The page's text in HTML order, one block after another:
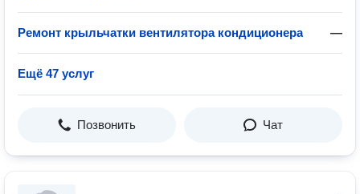
Ремонт крыльчатки вентилятора кондиционера —
Ещё 47 услуг
Позвонить Чат